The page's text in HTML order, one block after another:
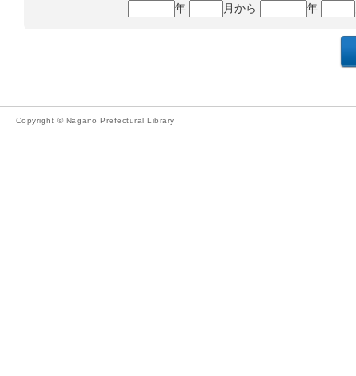
年
月から 年
Copyright © Nagano Prefectural Library